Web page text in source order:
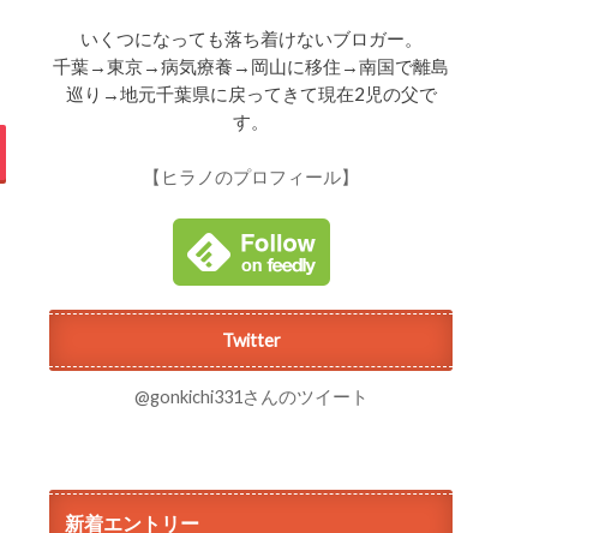
いくつになっても落ち着けないブロガー。
千葉→東京→病気療養→岡山に移住→南国で離島
巡り→地元千葉県に戻ってきて現在2児の父で
す。
【ヒラノのプロフィール】
Twitter
@gonkichi331さんのツイート
新着エントリー